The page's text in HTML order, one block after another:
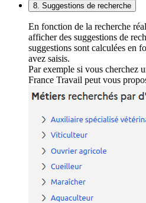
8. Suggestions de recherche
En fonction de la recherche
afficher des suggestions de
suggestions sont calculées en
avez saisis.
Par exemple si vous cherchez
France Travail peut vous